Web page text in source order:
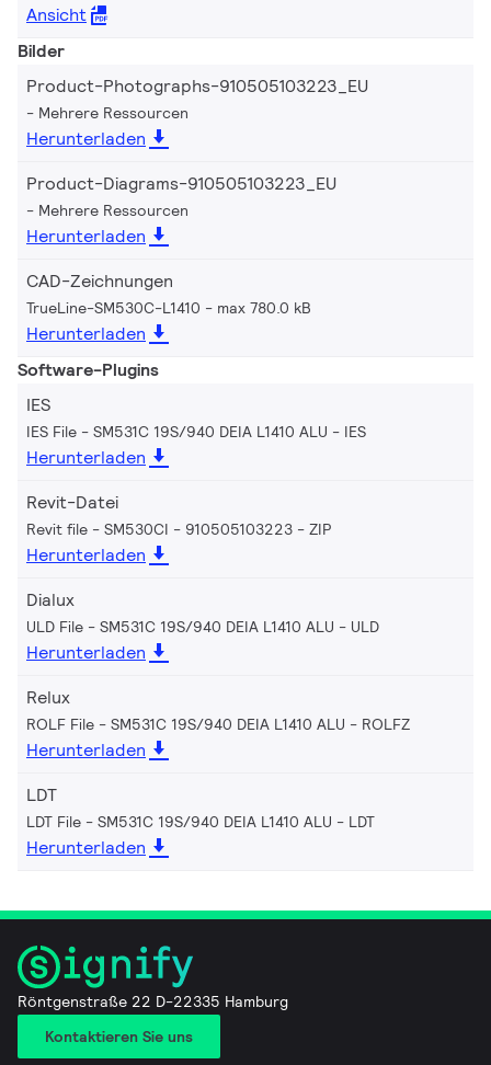
Ansicht
Bilder
Product-Photographs-910505103223_EU
Mehrere Ressourcen
Herunterladen
Product-Diagrams-910505103223_EU
Mehrere Ressourcen
Herunterladen
CAD-Zeichnungen
TrueLine-SM530C-L1410 max 780.0 kB
Herunterladen
Software-Plugins
IES
IES File - SM531C 19S/940 DEIA L1410 ALU IES
Herunterladen
Revit-Datei
Revit file - SM530CI - 910505103223 ZIP
Herunterladen
Dialux
ULD File - SM531C 19S/940 DEIA L1410 ALU ULD
Herunterladen
Relux
ROLF File - SM531C 19S/940 DEIA L1410 ALU ROLFZ
Herunterladen
LDT
LDT File - SM531C 19S/940 DEIA L1410 ALU LDT
Herunterladen
Röntgenstraße 22 D-22335 Hamburg
Kontaktieren Sie uns